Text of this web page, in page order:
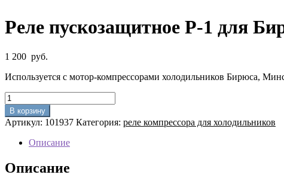
Реле пускозащитное Р-1 для
1 200 руб.
Используется с мотор-компрессорами холодильников Бирюса,
Количество
товара
Реле
пускозащитное
Бирюса
Минск
В корзину
Артикул: 101937 Категория: реле компрессора для холодильников
Описание
Описание